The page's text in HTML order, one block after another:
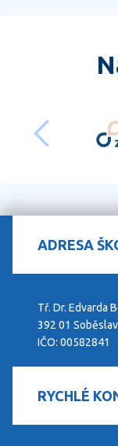
ADRESA
Tř. Dr. Edvarda
392 01 Soběslav
IČO: 00582841
RYCHLÉ